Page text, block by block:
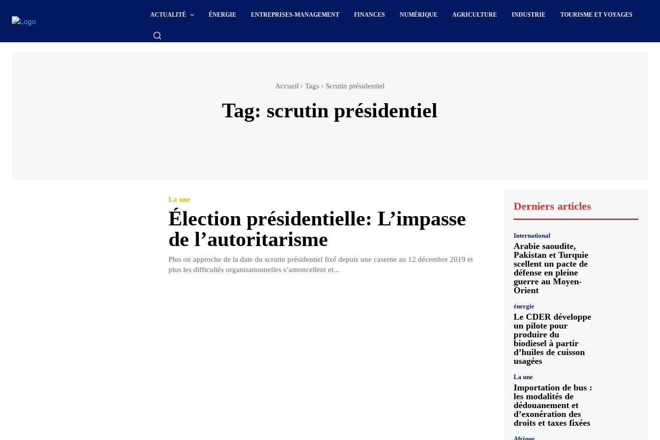
ACTUALITÉ ÉNERGIE ENTREPRISES-MANAGEMENT FINANCES NUMÉRIQUE AGRICULTURE INDUSTRIE TOURISME ET VOYAGES
Accueil Tags Scrutin présidentiel
Tag: scrutin présidentiel
La une
Élection présidentielle: L’impasse
de l’autoritarisme
Plus on approche de la date du scrutin présidentiel fixé depuis une caserne au 12 décembre 2019 et
plus les difficultés organisationnelles s’amoncellent et...
Derniers articles
International
Arabie saoudite,
Pakistan et Turquie
scellent un pacte de
défense en pleine
guerre au Moyen-
Orient
énergie
Le CDER développe
un pilote pour
produire du
biodiesel à partir
d’huiles de cuisson
usagées
La une
Importation de bus :
les modalités de
dédouanement et
d’exonération des
droits et taxes fixées